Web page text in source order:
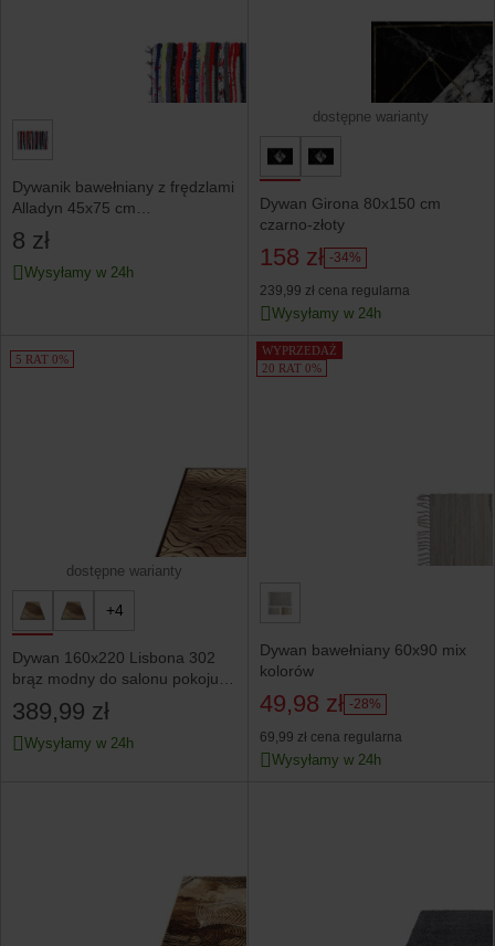
Dywanik bawełniany z frędzlami
Alladyn 45x75 cm
wielokolorowy
8 zł
Wysyłamy w 24h
dostępne warianty
Dywan Girona 80x150 cm
czarno-złoty
158 zł -34%
239,99 zł cena regularna
Wysyłamy w 24h
5 RAT 0%
dostępne warianty
+4
Dywan 160x220 Lisbona 302
brąz modny do salonu pokoju
solidny praktyczny
389,99 zł
Wysyłamy w 24h
WYPRZEDAŻ
20 RAT 0%
Dywan bawełniany 60x90 mix
kolorów
49,98 zł -28%
69,99 zł cena regularna
Wysyłamy w 24h